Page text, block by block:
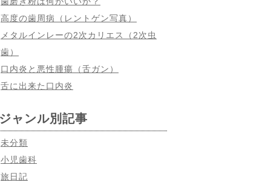
高度の歯周病（レントゲン写真）
メタルインレーの2次カリエス（2次虫
歯）
口内炎と悪性腫瘍（舌ガン）
舌に出来た口内炎
ャンル別記事
未分類
小児歯科
旅日記